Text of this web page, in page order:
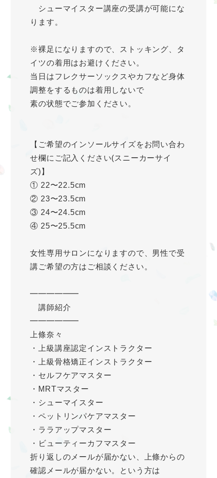
シューマイスター講座の受講が可能にな
ります。
※裸足になりますので、ストッキング、タ
イツの着用はお避けください。
当日はフレクサーソックスやカフなど身体
調整をするものは着用しないで
素の状態でご参加ください。
【ご希望のインソールサイズをお問い合わ
せ欄にご記入ください(スニーカーサイ
ズ)】
① 22〜22.5cm
② 23〜23.5cm
③ 24〜24.5cm
④ 25〜25.5cm
女性専用サロンになりますので、男性で受
講ご希望の方はご相談ください。
━━━━━━
講師紹介
━━━━━━
上條奈々
・上級講座認定インストラクター
・上級骨格矯正インストラクター
・セルフケアマスター
・MRTマスター
・シューマイスター
・ペットリンパケアマスター
・ララアップマスター
・ビューティーカフマスター
折り返しのメールが届かない、上條からの
確認メールが届かない。という方は